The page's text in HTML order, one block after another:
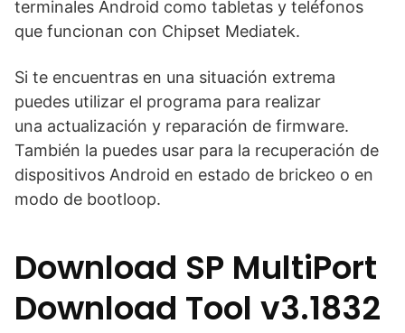
terminales Android como tabletas y teléfonos
que funcionan con Chipset Mediatek.
Si te encuentras en una situación extrema
puedes utilizar el programa para realizar
una actualización y reparación de firmware.
También la puedes usar para la recuperación de
dispositivos Android en estado de brickeo o en
modo de bootloop.
Download SP MultiPort
Download Tool v3.1832